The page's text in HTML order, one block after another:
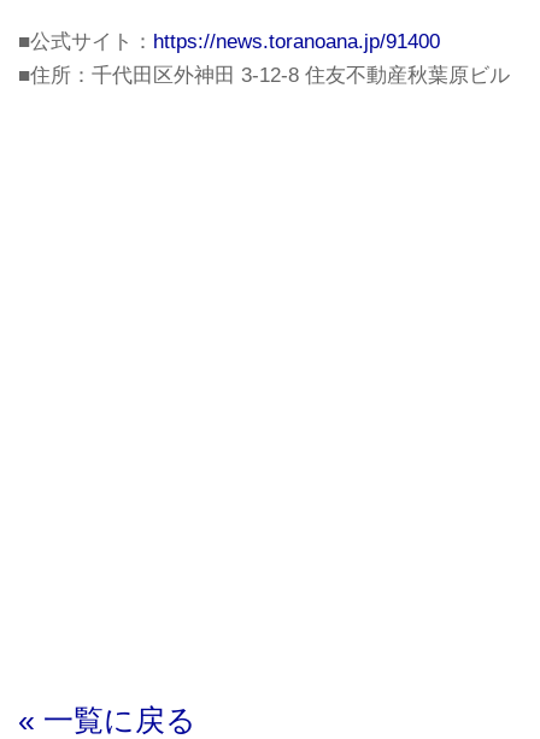
■公式サイト： https://news.toranoana.jp/91400
■住所：千代田区外神田 3-12-8 住友不動産秋葉原ビル
« 一覧に戻る